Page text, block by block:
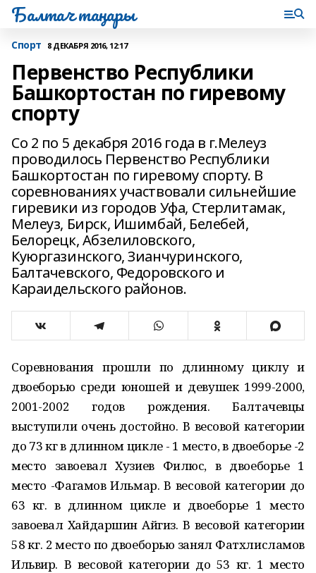
Балтач таңнары
Спорт 8 ДЕКАБРЯ 2016, 12:17
Первенство Республики
Башкортостан по гиревому
спорту
Со 2 по 5 декабря 2016 года в г.Мелеуз
проводилось Первенство Республики
Башкортостан по гиревому спорту. В
соревнованиях участвовали сильнейшие
гиревики из городов Уфа, Стерлитамак,
Мелеуз, Бирск, Ишимбай, Белебей,
Белорецк, Абзелиловского,
Куюргазинского, Зианчуринского,
Балтачевского, Федоровского и
Караидельского районов.
Соревнования прошли по длинному циклу и
двоеборью среди юношей и девушек 1999-2000,
2001-2002 годов рождения. Балтачевцы
выступили очень достойно. В весовой категории
до 73 кг в длинном цикле - 1 место, в двоеборье -2
место завоевал Хузиев Филюс, в двоеборье 1
место -Фагамов Ильмар. В весовой категории до
63 кг. в длинном цикле и двоеборье 1 место
завоевал Хайдаршин Айгиз. В весовой категории
58 кг. 2 место по двоеборью занял Фатхлисламов
Ильвир. В весовой категории до 53 кг. 1 место